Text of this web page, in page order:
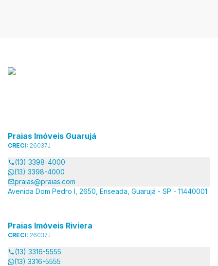
Praias Imóveis Guarujá
CRECI: 26037J
(13) 3398-4000
(13) 3398-4000
praias@praias.com
Avenida Dom Pedro I, 2650, Enseada, Guarujá - SP - 11440001
Praias Imóveis Riviera
CRECI: 26037J
(13) 3316-5555
(13) 3316-5555